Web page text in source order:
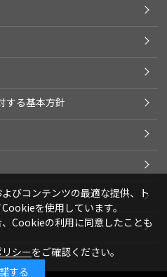
する基本方針
びコンテンツの最適な提供、ト
を使用しています。
Cookieの利用に同意したことも
シーをご確認ください。
する